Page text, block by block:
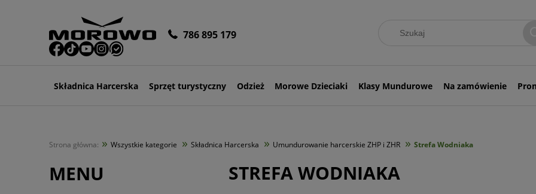
786 895 179
Składnica Harcerska Sprzęt turystyczny Odzież Morowe Dzieciaki Klasy Mundurowe Na zamówienie
Strona główna: » Wszystkie kategorie » Składnica Harcerska » Umundurowanie harcerskie ZHP i ZHR » Strefa Wodniaka
MENU STREFA WODNIAKA